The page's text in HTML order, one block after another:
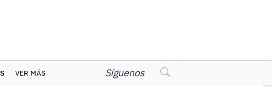
VER MÁS Síguenos